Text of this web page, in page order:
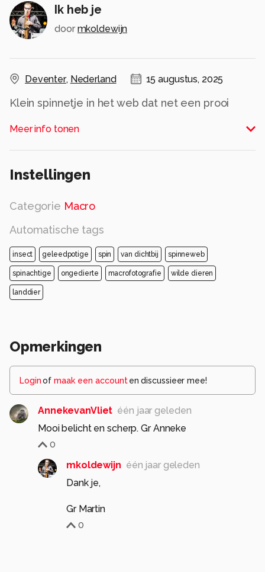
Ik heb je
door mkoldewijn
Deventer, Nederland 15 augustus, 2025
Klein spinnetje in het web dat net een prooi
Meer info tonen
Instellingen
Categorie Macro
Automatische tags
insect geleedpotige spin van dichtbij spinneweb
spinachtige ongedierte macrofotografie wilde dieren
landdier
Opmerkingen
Loginof maak een account en discussieer mee!
AnnekevanVliet één jaar geleden
Mooi belicht en scherp. Gr Anneke
0
mkoldewijn één jaar geleden
Dank je,
Gr Martin
0